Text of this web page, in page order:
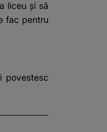
liceu și să
fac pentru
povestesc